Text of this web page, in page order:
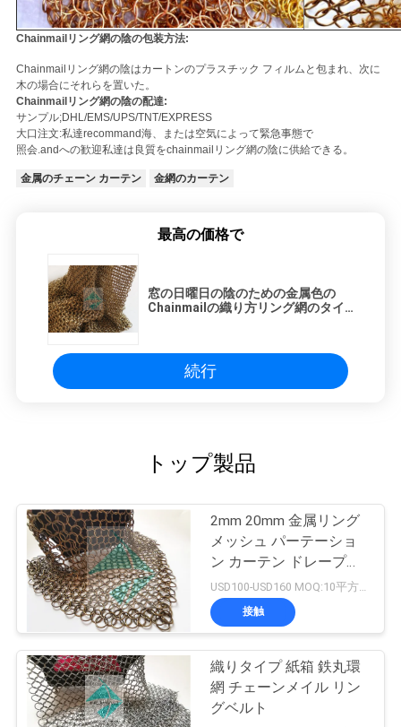
Chainmailリング網の陰の包装方法:
Chainmailリング網の陰はカートンのプラスチック フィルムと包まれ、次に
木の場合にそれらを置いた。
Chainmailリング網の陰の配達:
サンプル;DHL/EMS/UPS/TNT/EXPRESS
大口注文:私達recommand海、または空気によって緊急事態で
照会.andへの歓迎私達は良質をchainmailリング網の陰に供給できる。
金属のチェーン カーテン 金網のカーテン
最高の価格で
窓の日曜日の陰のための金属色の
Chainmailの織り方リング網のタイ
続行
トップ製品
2mm 20mm 金属リング
メッシュ パーテーショ
ン カーテン ドレープ装
飾
USD100-USD160 MOQ:10平方メートル
接触
織りタイプ 紙箱 鉄丸環
網 チェーンメイル リン
グベルト